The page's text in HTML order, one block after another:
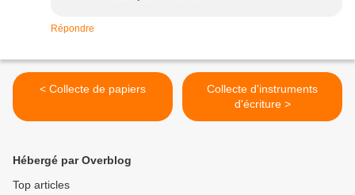
Répondre
< Collecte de papiers
Collecte d'instruments
d'écriture >
Hébergé par Overblog
Top articles